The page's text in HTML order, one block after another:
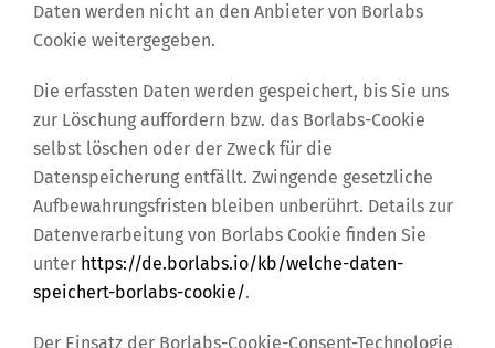
Daten werden nicht an den Anbieter von Borlabs
Cookie weitergegeben.
Die erfassten Daten werden gespeichert, bis Sie uns
zur Löschung auffordern bzw. das Borlabs-Cookie
selbst löschen oder der Zweck für die
Datenspeicherung entfällt. Zwingende gesetzliche
Aufbewahrungsfristen bleiben unberührt. Details zur
Datenverarbeitung von Borlabs Cookie finden Sie
unter https://de.borlabs.io/kb/welche-daten-
speichert-borlabs-cookie/.
Der Einsatz der Borlabs-Cookie-Consent-Technologie